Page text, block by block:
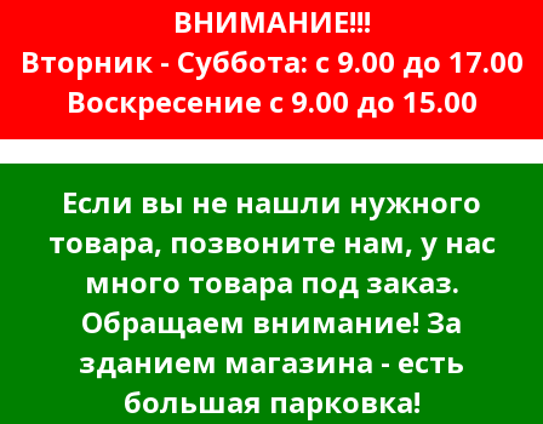
ВНИМАНИЕ!!!
Вторник - Суббота: с 9.00 до 17.00
Воскресение с 9.00 до 15.00
Если вы не нашли нужного
товара, позвоните нам, у нас
много товара под заказ.
Обращаем внимание! За
зданием магазина - есть
большая парковка!